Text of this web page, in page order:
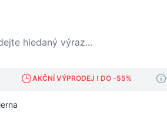
hledaný výraz...
AKČNÍ VÝPRODEJ ! DO -55%